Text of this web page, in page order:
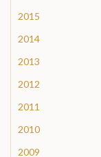
2015
2014
2013
2012
2011
2010
2009